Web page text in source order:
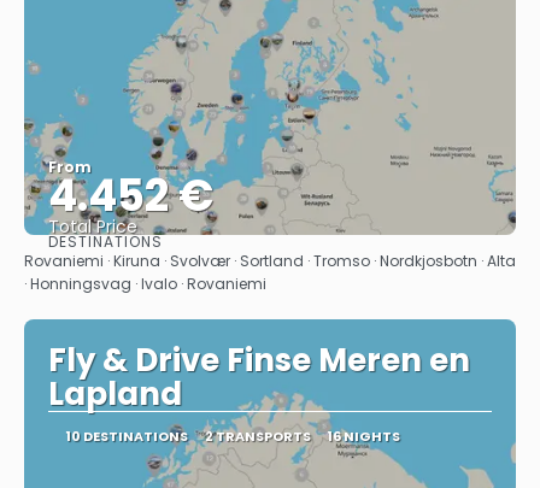
From
4.452 €
Total Price
See
DESTINATIONS
Rovaniemi · Kiruna · Svolvær · Sortland · Tromso · Nordkjosbotn · Alta
· Honningsvag · Ivalo · Rovaniemi
Fly & Drive Finse Meren en
Lapland
10 DESTINATIONS 2 TRANSPORTS 16 NIGHTS